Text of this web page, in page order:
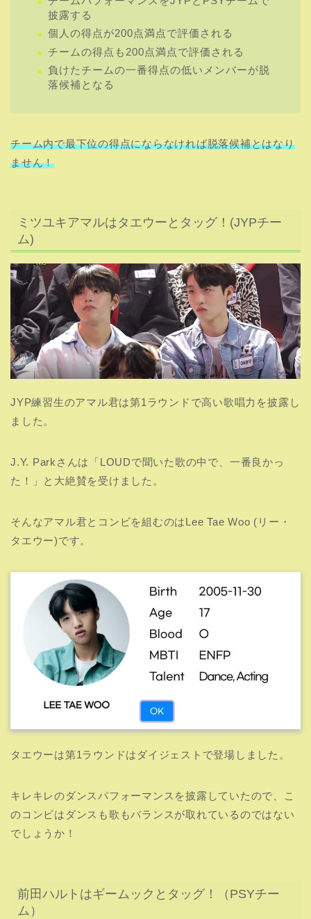
披露する
個人の得点が200点満点で評価される
チームの得点も200点満点で評価される
負けたチームの一番得点の低いメンバーが脱
落候補となる
チーム内で最下位の得点にならなければ脱落候補とはなり
ません！
ミツユキアマルはタエウーとタッグ！(JYPチー
ム)
JYP練習生のアマル君は第1ラウンドで高い歌唱力を披露し
ました。
J.Y. Parkさんは「LOUDで聞いた歌の中で、一番良かっ
た！」と大絶賛を受けました。
そんなアマル君とコンビを組むのはLee Tae Woo (リー・
タエウー)です。
タエウーは第1ラウンドはダイジェストで登場しました。
キレキレのダンスパフォーマンスを披露していたので、こ
のコンビはダンスも歌もバランスが取れているのではない
でしょうか！
前田ハルトはギームックとタッグ！（PSYチー
ム）